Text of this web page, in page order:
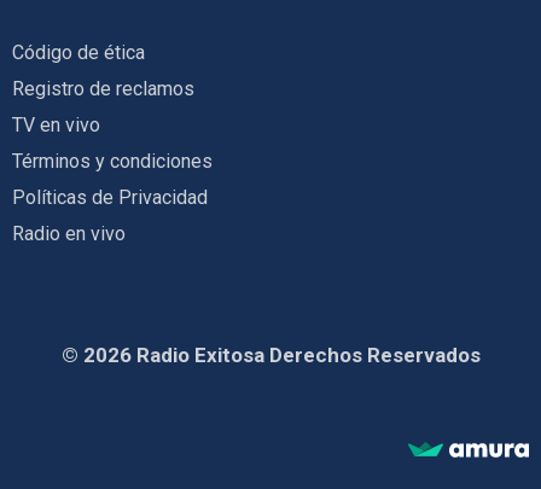
Código de ética
Registro de reclamos
TV en vivo
Términos y condiciones
Políticas de Privacidad
Radio en vivo
© 2026 Radio Exitosa Derechos Reservados